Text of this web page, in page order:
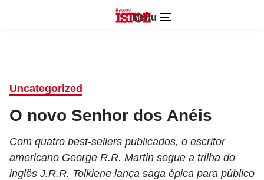
Menu
Uncategorized
O novo Senhor dos Anéis
Com quatro best-sellers publicados, o escritor
americano George R.R. Martin segue a trilha do
inglês J.R.R. Tolkiene lança saga épica para público